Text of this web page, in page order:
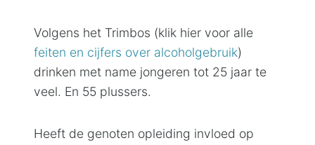
Volgens het Trimbos (klik hier voor alle
feiten en cijfers over alcoholgebruik)
drinken met name jongeren tot 25 jaar te
veel. En 55 plussers.
Heeft de genoten opleiding invloed op